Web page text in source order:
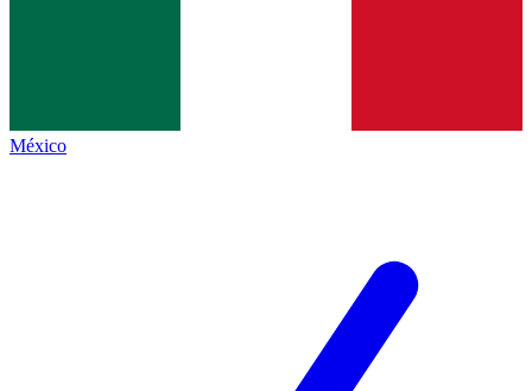
México